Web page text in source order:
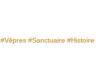
#Vêpres #Sanctuaire #Histoire